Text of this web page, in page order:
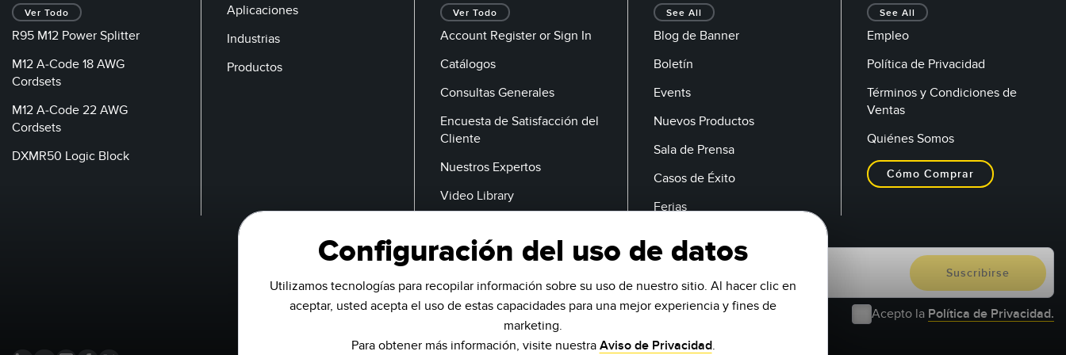
Ver Todo
R95 M12 Power Splitter
M12 A-Code 18 AWG
Cordsets
M12 A-Code 22 AWG
Cordsets
DXMR50 Logic Block
Aplicaciones
Industrias
Productos
Ver Todo
Account Register or Sign In
Catálogos
Consultas Generales
Encuesta de Satisfacción del
Cliente
Nuestros Expertos
Video Library
See All
Blog de Banner
Boletín
Events
Nuevos Productos
Sala de Prensa
Casos de Éxito
Ferias
See All
Empleo
Política de Privacidad
Términos y Condiciones de
Ventas
Quiénes Somos
Cómo Comprar
Correo Electrónico
Acepto la Política de Privacidad.
Configuración del uso de datos
Utilizamos tecnologías para recopilar información sobre su uso de nuestro sitio. Al hacer clic en
aceptar, usted acepta el uso de estas capacidades para una mejor experiencia y fines de
marketing.
Para obtener más información, visite nuestra Aviso de Privacidad.